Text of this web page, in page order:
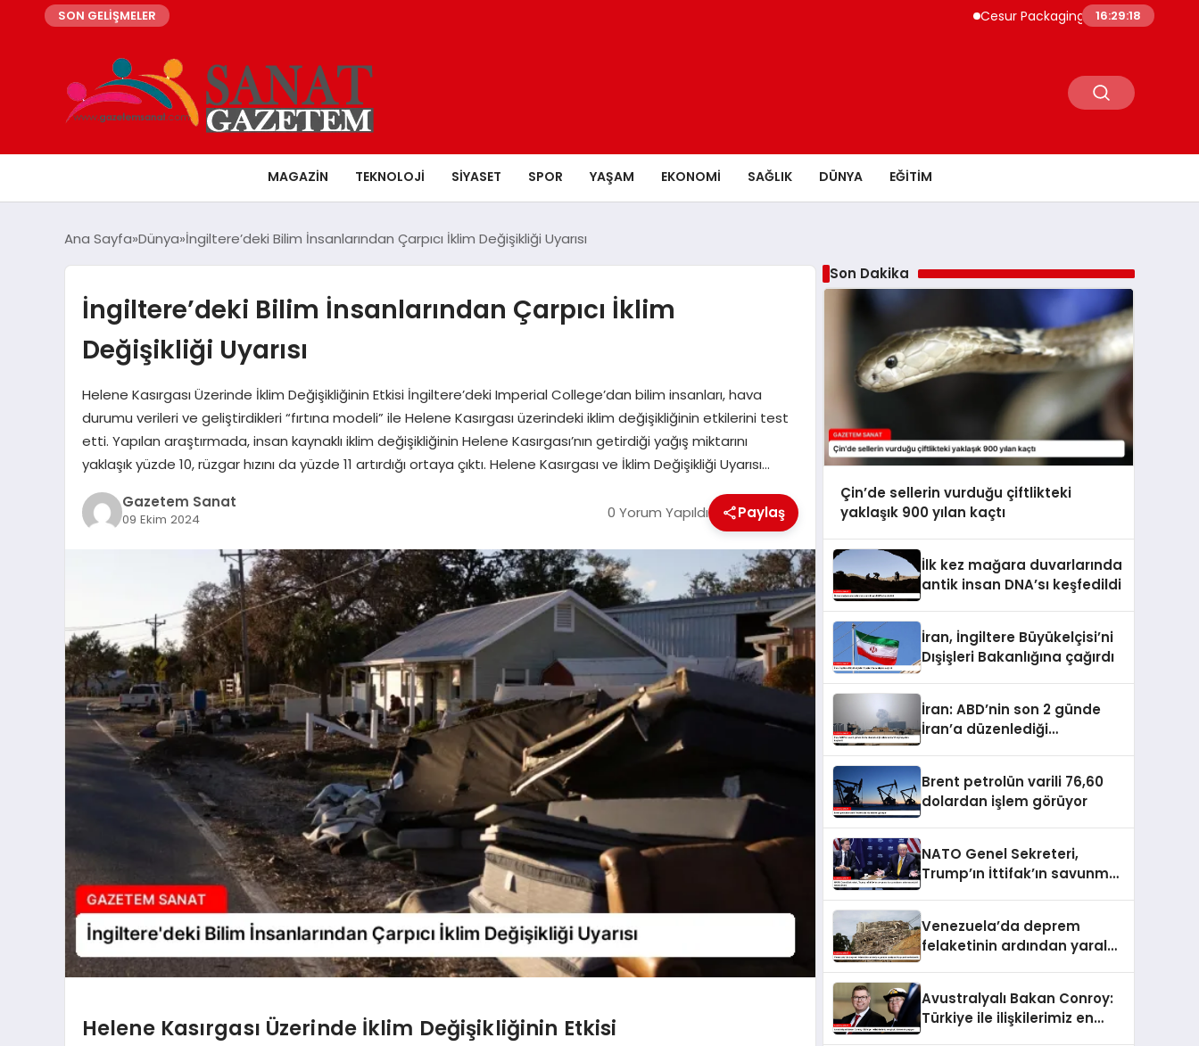
SON GELİŞMELER Cesur Packaging, Mısır’daki Üretim
16:29:19
MAGAZIN TEKNOLOJI SIYASET SPOR YAŞAM EKONOMI SAĞLIK DÜNYA EĞITIM
Ana Sayfa Dünya İngiltere’deki Bilim İnsanlarından Çarpıcı İklim Değişikliği Uyarısı
İngiltere’deki Bilim İnsanlarından Çarpıcı İklim
Değişikliği Uyarısı
Helene Kasırgası Üzerinde İklim Değişikliğinin Etkisi İngiltere’deki Imperial College’dan bilim insanları, hava
durumu verileri ve geliştirdikleri “fırtına modeli” ile Helene Kasırgası üzerindeki iklim değişikliğinin etkilerini test
etti. Yapılan araştırmada, insan kaynaklı iklim değişikliğinin Helene Kasırgası’nın getirdiği yağış miktarını
yaklaşık yüzde 10, rüzgar hızını da yüzde 11 artırdığı ortaya çıktı. Helene Kasırgası ve İklim Değişikliği Uyarısı…
Gazetem Sanat
09 Ekim 2024 0 Yorum Yapıldı Paylaş
Helene Kasırgası Üzerinde İklim Değişikliğinin Etkisi
Son Dakika
Çin’de sellerin vurduğu çiftlikteki
yaklaşık 900 yılan kaçtı
İlk kez mağara duvarlarında
antik insan DNA’sı keşfedildi
İran, İngiltere Büyükelçisi’ni
Dışişleri Bakanlığına çağırdı
İran: ABD’nin son 2 günde
İran’a düzenlediği
Brent petrolün varili 76,60
dolardan işlem görüyor
NATO Genel Sekreteri,
Trump’ın İttifak’ın savunma
Venezuela’da deprem
felaketinin ardından yaralar
Avustralyalı Bakan Conroy:
Türkiye ile ilişkilerimiz en